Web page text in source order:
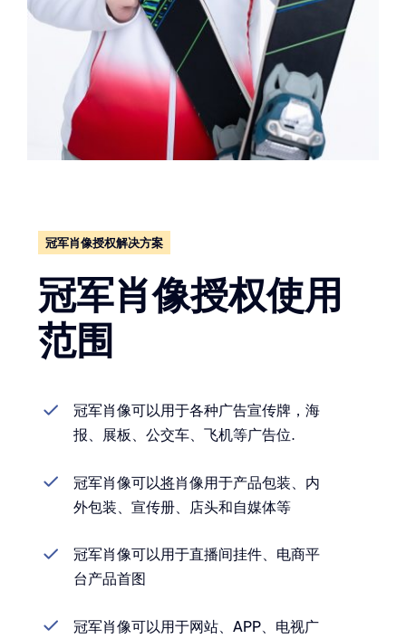
冠军肖像授权解决方案
冠军肖像授权使用
范围
冠军肖像可以用于各种广告宣传牌，海
报、展板、公交车、飞机等广告位.
冠军肖像可以将肖像用于产品包装、内
外包装、宣传册、店头和自媒体等
冠军肖像可以用于直播间挂件、电商平
台产品首图
冠军肖像可以用于网站、APP、电视广